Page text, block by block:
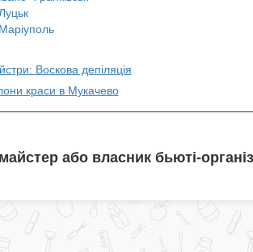
Воскова депіляція
краси в Мукачево
або власник бьюті-